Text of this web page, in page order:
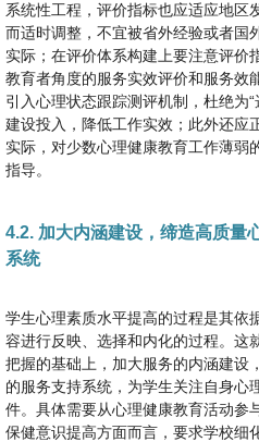
系统性工程，评价指标也应适应地区
而适时调整，不宜被省外经验或者国
实际；在评价体系构建上要注意评价
教育者角度的服务实效评价和服务效
引入心理状态跟踪测评机制，杜绝为
建设投入，降低工作实效；此外还应
实际，对少数心理健康教育工作薄弱
指导。
4.2. 加大内涵建设，缔造高质量
系统
学生心理素质水平提高的过程是其依
容进行反映、选择和内化的过程。这
把握的基础上，加大服务的内涵建设
的服务支持系统，为学生关注自身心
件。具体需要从心理健康教育活动参
保健意识提高方面而言，要求学校细